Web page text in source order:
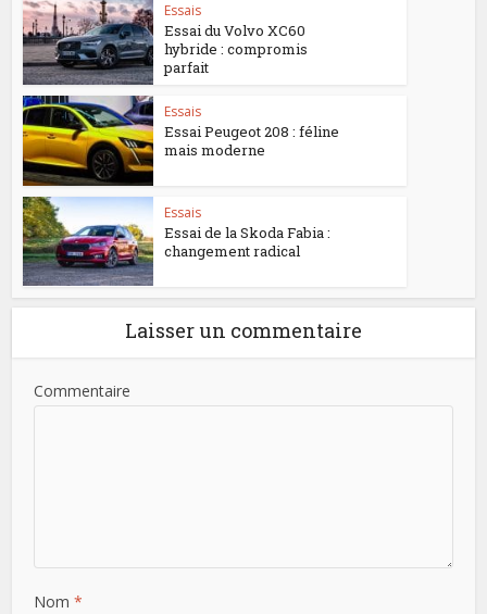
Essais
Essai du Volvo XC60
hybride : compromis
parfait
Essais
Essai Peugeot 208 : féline
mais moderne
Essais
Essai de la Skoda Fabia :
changement radical
Laisser un commentaire
Commentaire
Nom*